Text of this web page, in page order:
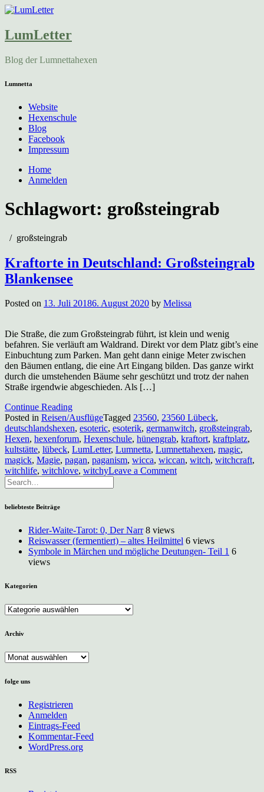
LumLetter
Blog der Lumnettahexen
Lumnetta
Website
Hexenschule
Blog
Facebook
Impressum
Home
Anmelden
Schlagwort: großsteingrab
großsteingrab
Kraftorte in Deutschland: Großsteingrab
Blankensee
Posted on 13. Juli 20186. August 2020 by Melissa
Die Straße, die zum Großsteingrab führt, ist klein und wenig
befahren. Sie verläuft am Waldrand. Direkt vor dem Platz gibt’s eine
Einbuchtung zum Parken. Man geht dann einige Meter zwischen
den Bäumen entlang, die eine Art Eingang bilden. Das ganze wirkt
durch die umstehenden Bäume sehr geschützt und trotz der nahen
Straße irgendwie abgeschieden. Als […]
Continue Reading
Posted in Reisen/AusflügeTagged 23560, 23560 Lübeck,
deutschlandshexen, esoteric, esoterik, germanwitch, großsteingrab,
Hexen, hexenforum, Hexenschule, hünengrab, kraftort, kraftplatz,
kultstätte, lübeck, LumLetter, Lumnetta, Lumnettahexen, magic,
magick, Magie, pagan, paganism, wicca, wiccan, witch, witchcraft,
witchlife, witchlove, witchyLeave a Commenton
beliebteste Beiträge
Rider-Waite-Tarot: 0, Der Narr 8 views
Reiswasser (fermentiert) – altes Heilmittel 6 views
Symbole in Märchen und mögliche Deutungen- Teil 1 6
views
Kategorien
Kategorien
Archiv
Archiv
folge uns
Registrieren
Anmelden
Eintrags-Feed
Kommentar-Feed
WordPress.org
RSS